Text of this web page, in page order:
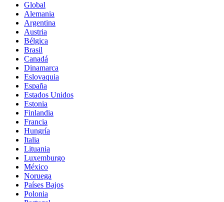
Global
Alemania
Argentina
Austria
Bélgica
Brasil
Canadá
Dinamarca
Eslovaquia
España
Estados Unidos
Estonia
Finlandia
Francia
Hungría
Italia
Lituania
Luxemburgo
México
Noruega
Países Bajos
Polonia